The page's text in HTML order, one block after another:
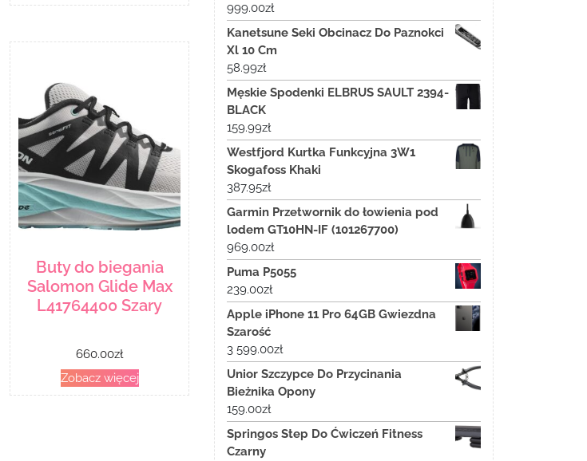
Buty do biegania
Salomon Glide Max
L41764400 Szary
660.00zł
Zobacz więcej
999.00zł
Kanetsune Seki Obcinacz Do Paznokci
Xl 10 Cm
58.99zł
Męskie Spodenki ELBRUS SAULT 2394-
BLACK
159.99zł
Westfjord Kurtka Funkcyjna 3W1
Skogafoss Khaki
387.95zł
Garmin Przetwornik do łowienia pod
lodem GT10HN-IF (101267700)
969.00zł
Puma P5055
239.00zł
Apple iPhone 11 Pro 64GB Gwiezdna
Szarość
3 599.00zł
Unior Szczypce Do Przycinania
Bieżnika Opony
159.00zł
Springos Step Do Ćwiczeń Fitness
Czarny